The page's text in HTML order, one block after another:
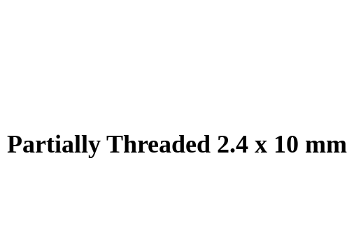
Threaded 2.4 x 10 mm